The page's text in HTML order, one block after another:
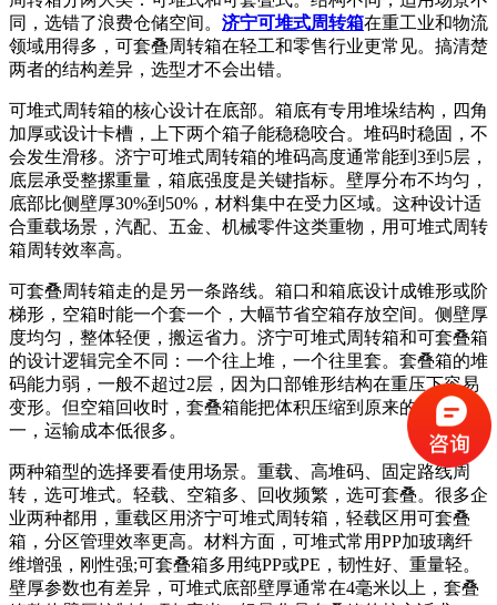
同，选错了浪费仓储空间。 济宁可堆式周转箱在重工业和物流
领域用得多，可套叠周转箱在轻工和零售行业更常见。搞清楚
两者的结构差异，选型才不会出错。
可堆式周转箱的核心设计在底部。箱底有专用堆垛结构，四角
加厚或设计卡槽，上下两个箱子能稳稳咬合。堆码时稳固，不
会发生滑移。济宁可堆式周转箱的堆码高度通常能到3到5层，
底层承受整摞重量，箱底强度是关键指标。壁厚分布不均匀，
底部比侧壁厚30%到50%，材料集中在受力区域。这种设计适
合重载场景，汽配、五金、机械零件这类重物，用可堆式周转
箱周转效率高。
可套叠周转箱走的是另一条路线。箱口和箱底设计成锥形或阶
梯形，空箱时能一个套一个，大幅节省空箱存放空间。侧壁厚
度均匀，整体轻便，搬运省力。济宁可堆式周转箱和可套叠箱
的设计逻辑完全不同：一个往上堆，一个往里套。套叠箱的堆
码能力弱，一般不超过2层，因为口部锥形结构在重压下容易
变形。但空箱回收时，套叠箱能把体积压缩到原来的三分之
一，运输成本低很多。
两种箱型的选择要看使用场景。重载、高堆码、固定路线周
转，选可堆式。轻载、空箱多、回收频繁，选可套叠。很多企
业两种都用，重载区用济宁可堆式周转箱，轻载区用可套叠
箱，分区管理效率更高。材料方面，可堆式常用PP加玻璃纤
维增强，刚性强;可套叠箱多用纯PP或PE，韧性好、重量轻。
壁厚参数也有差异，可堆式底部壁厚通常在4毫米以上，套叠